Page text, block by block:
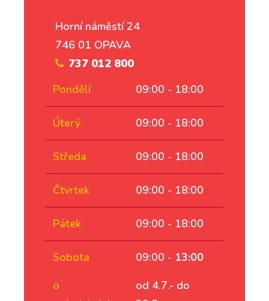
Horní náměstí 24
746 01 OPAVA
737 012 800
Pondělí
09:00 - 18:00
Úterý 09:00 - 18:00
Středa 09:00 - 18:00
Čtvrtek 09:00 - 18:00
Pátek 09:00 - 18:00
Sobota
o
09:00 - 13:00
od 4.7.- do